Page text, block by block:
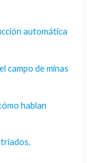
automática
campo de minas
hablan